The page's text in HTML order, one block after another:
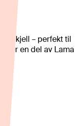
skjell – perfekt til
er en del av Lama